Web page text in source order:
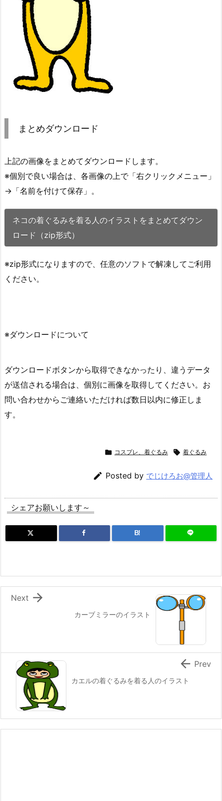
まとめダウンロード
上記の画像をまとめてダウンロードします。
※個別で良い場合は、各画像の上で「右クリックメニュー」
→「名前を付けて保存」。
ネコの着ぐるみを着る人のイラストをまとめてダウン
ロード（zip形式）
※zip形式になりますので、任意のソフトで解凍してご利用
ください。
※ダウンロードについて
ダウンロードボタンから取得できなかったり、違うデータ
が送信される場合は、個別に画像を取得してください。お
問い合わせからご連絡いただければ数日以内に修正しま
す。
 コスプレ、着ぐるみ  着ぐるみ
 Posted by でじけろお@管理人
シェアお願いします～
B!
カーブミラーのイラスト

Next
カエルの着ぐるみを着る人のイラスト
 Prev